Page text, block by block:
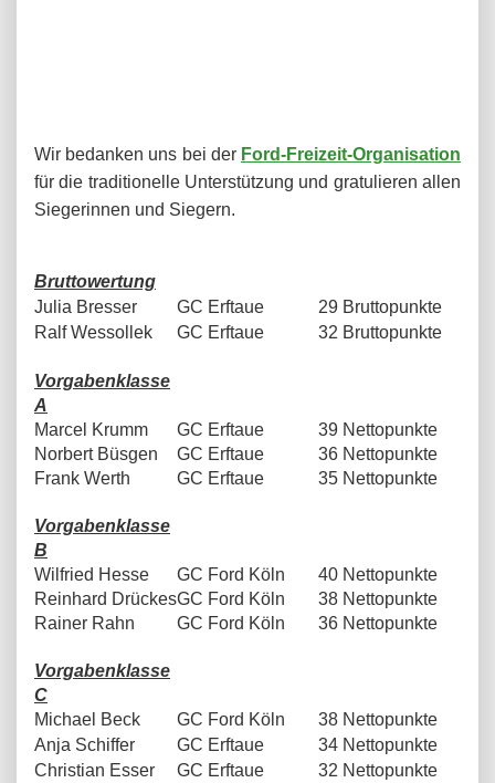
Wir bedanken uns bei der Ford-Freizeit-Organisation
für die traditionelle Unterstützung und gratulieren allen
Siegerinnen und Siegern.
Bruttowertung
Julia Bresser
GC Erftaue
29 Bruttopunkte
Ralf Wessollek
GC Erftaue 32 Bruttopunkte
Vorgabenklasse
A
Marcel Krumm
GC Erftaue
39 Nettopunkte
Norbert Büsgen
GC Erftaue
36 Nettopunkte
Frank Werth
GC Erftaue 35 Nettopunkte
Vorgabenklasse
B
Wilfried Hesse
GC Ford Köln
40 Nettopunkte
Reinhard DrückesGC Ford Köln
38 Nettopunkte
Rainer Rahn
GC Ford Köln 36 Nettopunkte
Vorgabenklasse
C
Michael Beck
GC Ford Köln
38 Nettopunkte
Anja Schiffer
GC Erftaue
34 Nettopunkte
Christian Esser
GC Erftaue 32 Nettopunkte